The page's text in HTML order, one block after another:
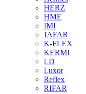
HERZ
HME
IMI
JAFAR
K-FLEX
KERMI
LD
Luxor
Reflex
RIFAR